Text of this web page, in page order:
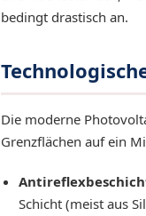
bedingt drastisch an.
Die moderne
Grenzflächen auf ein
Schicht (meist aus